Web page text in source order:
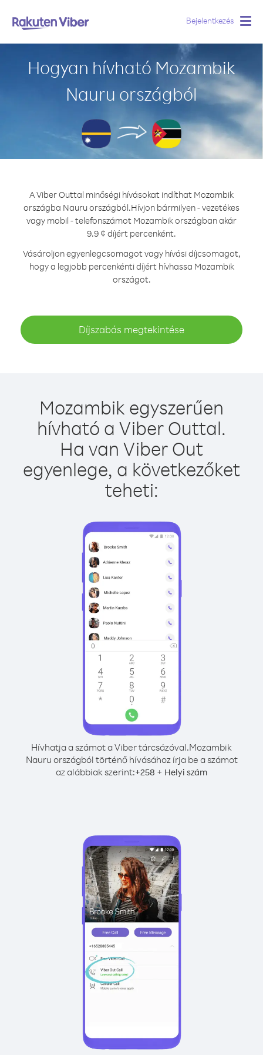
Bejelentkezés
Hogyan hívható Mozambik
Nauru országból
A Viber Outtal minőségi hívásokat indíthat Mozambik
országba Nauru országból.Hívjon bármilyen - vezetékes
vagy mobil - telefonszámot Mozambik országban akár
9.9 ¢ díjért percenként.
Vásároljon egyenlegcsomagot vagy hívási díjcsomagot,
hogy a legjobb percenkénti díjért hívhassa Mozambik
országot.
Díjszabás megtekintése
Mozambik egyszerűen
hívható a Viber Outtal.
Ha van Viber Out
egyenlege, a következőket
teheti:
Hívhatja a számot a Viber tárcsázóval.Mozambik
Nauru országból történő hívásához írja be a számot
az alábbiak szerint:+258 + Helyi szám